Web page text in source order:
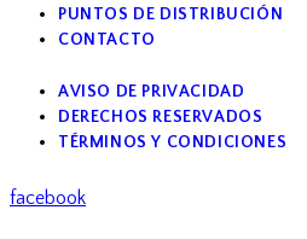
PUNTOS DE DISTRIBUCIÓN
CONTACTO
AVISO DE PRIVACIDAD
DERECHOS RESERVADOS
TÉRMINOS Y CONDICIONES
facebook